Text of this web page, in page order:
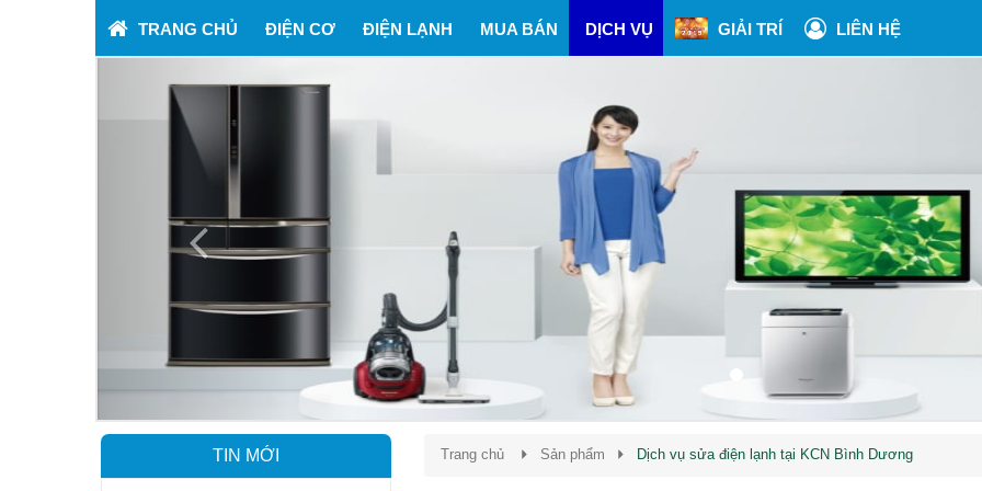
TRANG CHỦ ĐIỆN CƠ ĐIỆN LẠNH MUA BÁN DỊCH VỤ GIẢI TRÍ LIÊN HỆ
Trang chủ Sản phẩm Dịch vụ sửa điện lạnh tại KCN Bình Dương
TIN MỚI